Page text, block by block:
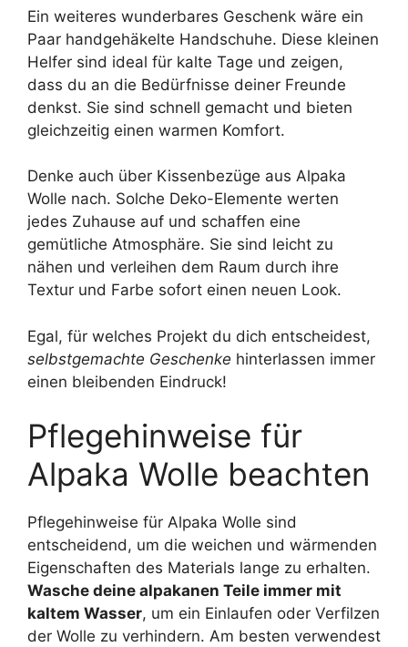
Ein weiteres wunderbares Geschenk wäre ein
Paar handgehäkelte Handschuhe. Diese kleinen
Helfer sind ideal für kalte Tage und zeigen,
dass du an die Bedürfnisse deiner Freunde
denkst. Sie sind schnell gemacht und bieten
gleichzeitig einen warmen Komfort.
Denke auch über Kissenbezüge aus Alpaka
Wolle nach. Solche Deko-Elemente werten
jedes Zuhause auf und schaffen eine
gemütliche Atmosphäre. Sie sind leicht zu
nähen und verleihen dem Raum durch ihre
Textur und Farbe sofort einen neuen Look.
Egal, für welches Projekt du dich entscheidest,
selbstgemachte Geschenke hinterlassen immer
einen bleibenden Eindruck!
Pflegehinweise für
Alpaka Wolle beachten
Pflegehinweise für Alpaka Wolle sind
entscheidend, um die weichen und wärmenden
Eigenschaften des Materials lange zu erhalten.
Wasche deine alpakanen Teile immer mit
kaltem Wasser, um ein Einlaufen oder Verfilzen
der Wolle zu verhindern. Am besten verwendest